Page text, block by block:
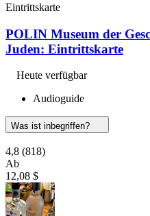
Eintrittskarte
POLIN Museum der
Juden: Eintrittskarte
Heute verfügbar
Audioguide
Was ist inbegriffen?
4,8 (818)
Ab
12,08 $